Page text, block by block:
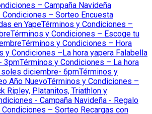
– Campaña Navideña
Condiciones – Sorteo Encuesta
en YapeTérminos y Condiciones –
Términos y Condiciones – Escoge tu
Términos y Condiciones – Hora
y Condiciones –La hora yapera Falabella
3pmTérminos y Condiciones – La hora
diciembre- 6pmTérminos y
Año NuevoTérminos y Condiciones –
Ripley, Platanitos, Triathlon y
- Campaña Navideña - Regalo
– Sorteo Recargas con